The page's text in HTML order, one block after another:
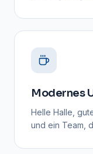
Modernes
Helle Halle,
und ein Team,